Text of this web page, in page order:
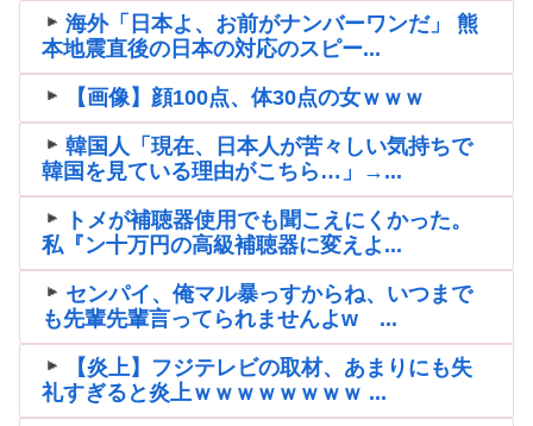
海外「日本よ、お前がナンバーワンだ」 熊
本地震直後の日本の対応のスピー...
【画像】顔100点、体30点の女ｗｗｗ
韓国人「現在、日本人が苦々しい気持ちで
韓国を見ている理由がこちら…」→...
トメが補聴器使用でも聞こえにくかった。
私『ン十万円の高級補聴器に変えよ...
センパイ、俺マル暴っすからね、いつまで
も先輩先輩言ってられませんよw ...
【炎上】フジテレビの取材、あまりにも失
礼すぎると炎上ｗｗｗｗｗｗｗｗ ...